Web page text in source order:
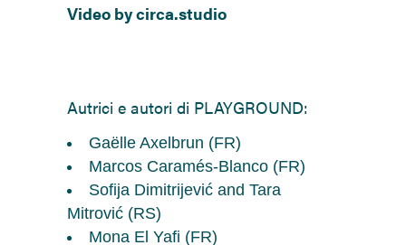
Video by circa.studio
Autrici e autori di PLAYGROUND:
Gaëlle Axelbrun (FR)
Marcos Caramés-Blanco (FR)
Sofija Dimitrijević and Tara
Mitrović (RS)
Mona El Yafi (FR)